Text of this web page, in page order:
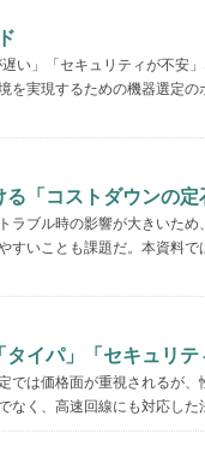
い」「セキュリティが不安
を実現するための機器選定
「コストダウンの定
ラブル時の影響が大きいた
すいことも課題だ。本資料
イパ」「セキュリテ
では価格面が重視されるが
なく、高速回線にも対応した